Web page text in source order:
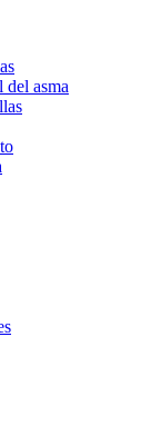
del asma